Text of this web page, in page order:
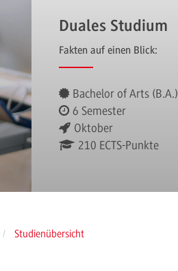
Duales Studium
Fakten auf einen Blick:
Bachelor of Arts (B.A.)
6 Semester
Oktober
210 ECTS-Punkte
Studienübersicht